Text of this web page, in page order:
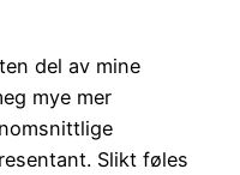
del av mine
mye mer
Slikt føles